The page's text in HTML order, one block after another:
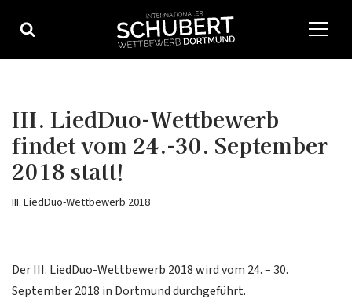
Inhalt
III. LiedDuo-Wettbewerb
findet vom 24.-30. September
2018 statt!
III. LiedDuo-Wettbewerb 2018
Der III. LiedDuo-Wettbewerb 2018 wird vom 24. – 30.
September 2018 in Dortmund durchgeführt.